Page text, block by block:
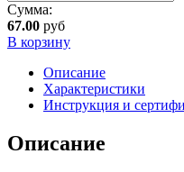
Сумма:
67.00 руб
В корзину
Описание
Характеристики
Инструкция и
Описание